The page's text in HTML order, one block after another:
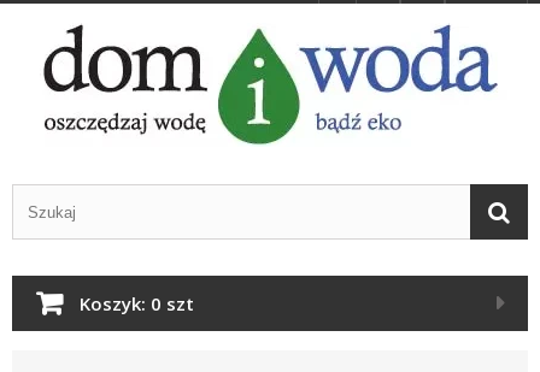
Koszyk: 0 szt